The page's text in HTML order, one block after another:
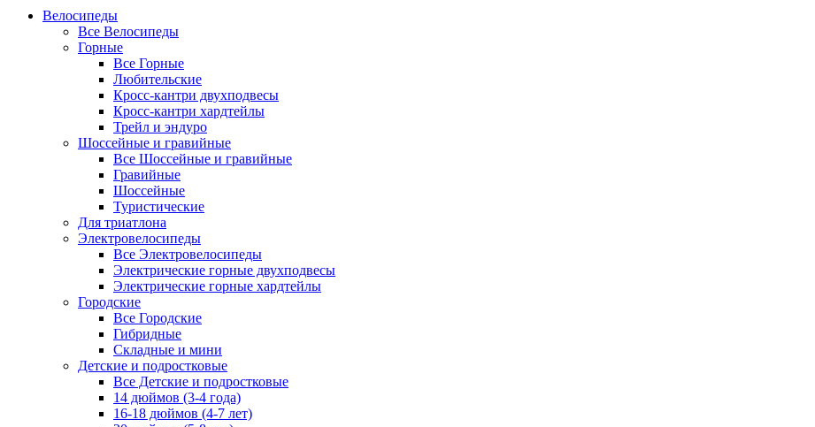
Велосипеды
Все Велосипеды
Горные
Все Горные
Любительские
Кросс-кантри двухподвесы
Кросс-кантри хардтейлы
Трейл и эндуро
Шоссейные и гравийные
Все Шоссейные и гравийные
Гравийные
Шоссейные
Туристические
Для триатлона
Электровелосипеды
Все Электровелосипеды
Электрические горные двухподвесы
Электрические горные хардтейлы
Городские
Все Городские
Гибридные
Складные и мини
Детские и подростковые
Все Детские и подростковые
14 дюймов (3-4 года)
16-18 дюймов (4-7 лет)